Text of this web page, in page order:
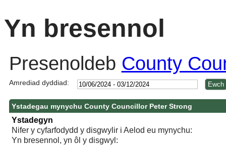
Yn bresennol
Presenoldeb County
Amrediad dyddiad:
Ystadegau mynychu County Councillor Peter Strong
Ystadegyn
Nifer y cyfarfodydd y disgwylir i Aelod eu mynychu:
Yn bresennol, yn ôl y disgwyl: